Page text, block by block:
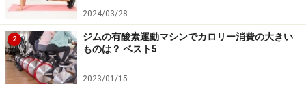
まうような運動ではなく、適度に長く続けられる運動な
ので、血液の循環がよくなり柔軟性が増します。
試しに1～2階分昇ってから前屈してみると、柔軟性が向
上しているのがおわかりになると思います。階段を毎日
2024/03/28
2
ジムの有酸素運動マシンでカロリー消費の大きい
ものは？ ベスト5
2023/01/15